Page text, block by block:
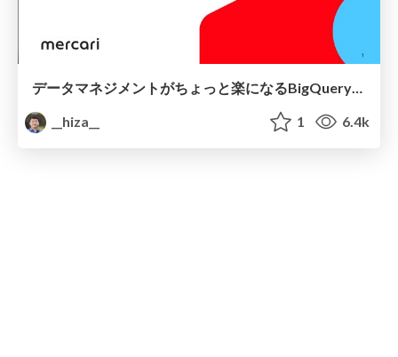
データマネジメントがちょっと楽になるBigQuery監査ログの使い方
__hiza__
1 6.4k